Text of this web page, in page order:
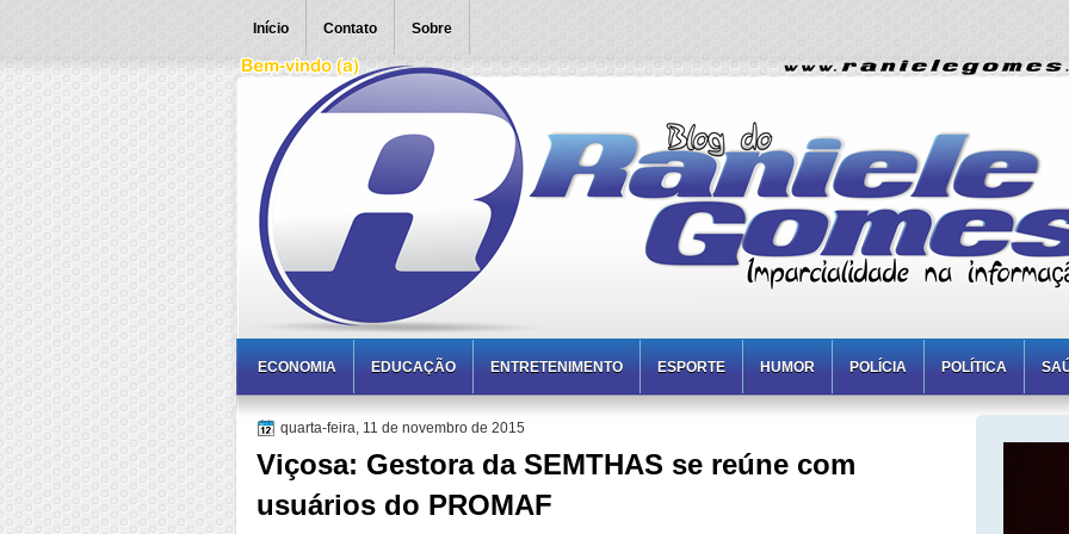
Início Contato Sobre
ECONOMIA EDUCAÇÃO ENTRETENIMENTO ESPORTE HUMOR POLÍCIA POLÍTICA
quarta-feira, 11 de novembro de 2015
Viçosa: Gestora da SEMTHAS se reúne com
usuários do PROMAF